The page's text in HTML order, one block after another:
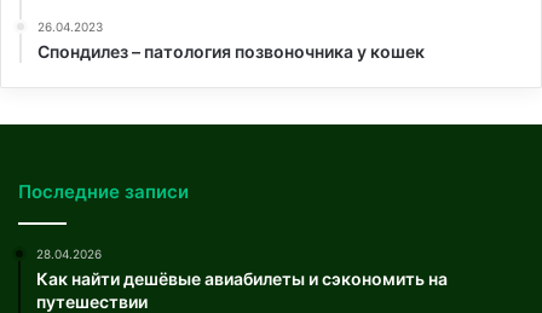
26.04.2023
Спондилез – патология позвоночника у кошек
Последние записи
28.04.2026
Как найти дешёвые авиабилеты и сэкономить на
путешествии